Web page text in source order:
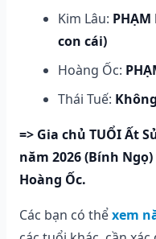
Kim Lâu:
con cái)
Hoàng Ốc:
Thái Tuế:
=> Gia chủ TUỔI Ất
năm 2026 (Bính
Hoàng Ốc.
Các bạn có thểxem